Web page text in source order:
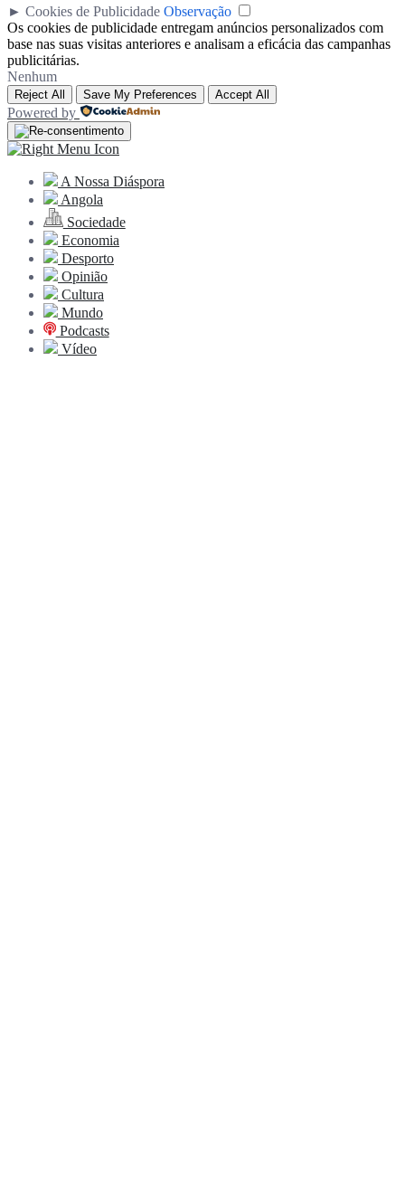
► Cookies de Publicidade Observação
Os cookies de publicidade entregam anúncios personalizados com
base nas suas visitas anteriores e analisam a eficácia das campanhas
publicitárias.
Nenhum
Reject All Save My Preferences Accept All
Powered by
A Nossa Diáspora
Angola
Sociedade
Economia
Desporto
Opinião
Cultura
Mundo
Podcasts
Vídeo